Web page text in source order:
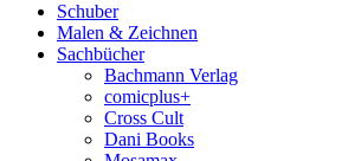
Schuber
Malen & Zeichnen
Sachbücher
Bachmann Verlag
comicplus+
Cross Cult
Dani Books